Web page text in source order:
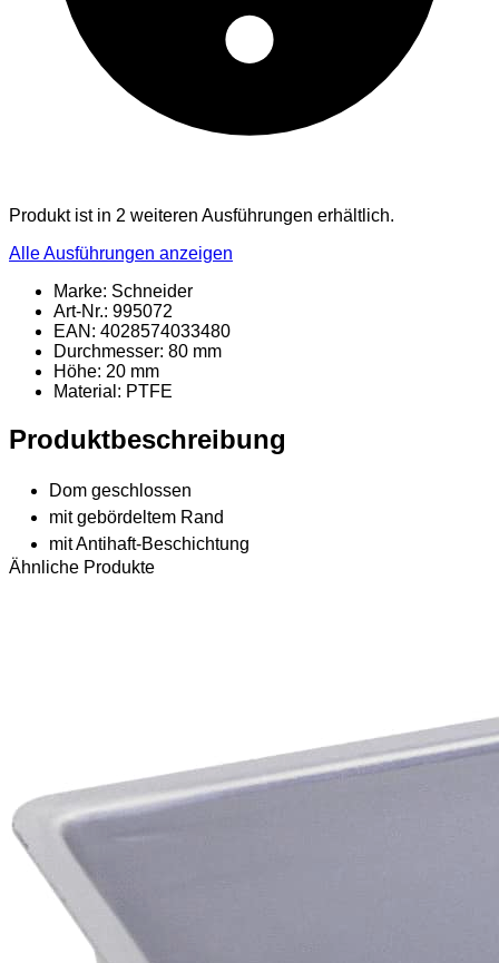
Produkt ist in 2 weiteren Ausführungen erhältlich.
Alle Ausführungen anzeigen
Marke: Schneider
Art-Nr.: 995072
EAN: 4028574033480
Durchmesser: 80 mm
Höhe: 20 mm
Material : PTFE
Produktbeschreibung
Dom geschlossen
mit gebördeltem Rand
mit Antihaft-Beschichtung
Ähnliche Produkte